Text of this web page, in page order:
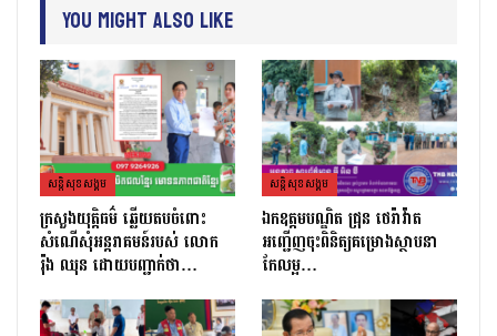
You Might Also Like
សន្តិសុខសង្គម
ក្រសួងយុត្តិធម៌ ឆ្លើយតបចំពោះ
សំណើសុំអន្តរាគមន៍របស់ លោក
រ៉ុង ឈុន ដោយបញ្ជាក់ថា…
សន្តិសុខសង្គម
ឯកឧត្តមបណ្ឌិត ជ្រុន ថេរ៉ាវ៉ាត
អញ្ជើញចុះពិនិត្យគម្រោងស្ថាបនា
កែលម្អ…